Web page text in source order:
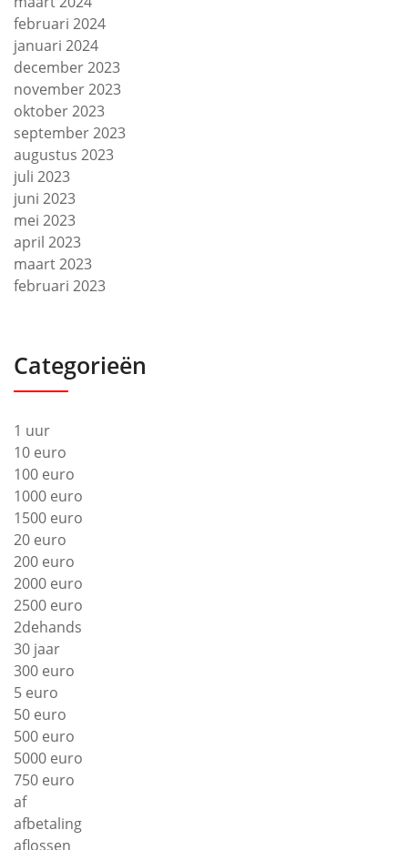
februari 2024
januari 2024
december 2023
november 2023
oktober 2023
september 2023
augustus 2023
juli 2023
juni 2023
mei 2023
april 2023
maart 2023
februari 2023
Categorieën
1 uur
10 euro
100 euro
1000 euro
1500 euro
20 euro
200 euro
2000 euro
2500 euro
2dehands
30 jaar
300 euro
5 euro
50 euro
500 euro
5000 euro
750 euro
af
afbetaling
aflossen